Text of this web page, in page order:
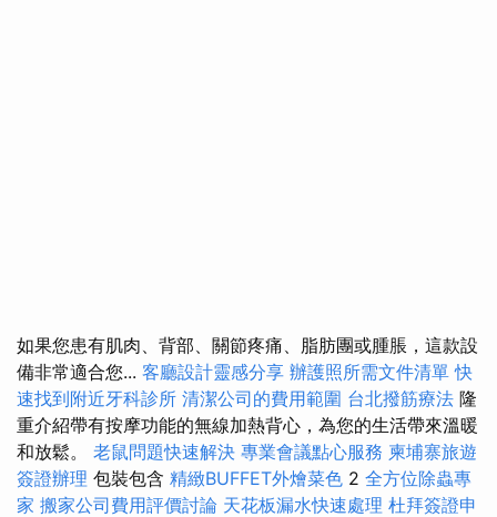
如果您患有肌肉、背部、關節疼痛、脂肪團或腫脹，這款設
備非常適合您... 客廳設計靈感分享 辦護照所需文件清單 快
速找到附近牙科診所 清潔公司的費用範圍 台北撥筋療法 隆
重介紹帶有按摩功能的無線加熱背心，為您的生活帶來溫暖
和放鬆。 老鼠問題快速解決 專業會議點心服務 柬埔寨旅遊
簽證辦理 包裝包含 精緻BUFFET外燴菜色 2 全方位除蟲專
家 搬家公司費用評價討論 天花板漏水快速處理 杜拜簽證申